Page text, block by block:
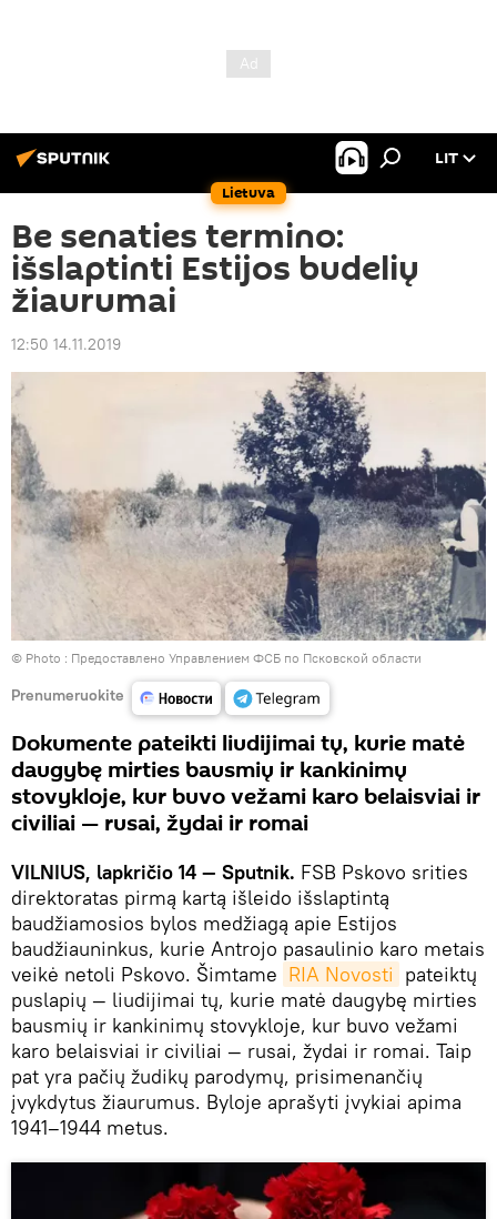
Lietuva
LIT
Be senaties termino:
išslaptinti Estijos budelių
žiaurumai
12:50 14.11.2019
© Photo : Предоставлено Управлением ФСБ по Псковской области
Prenumeruokite
Dokumente pateikti liudijimai tų, kurie matė
daugybę mirties bausmių ir kankinimų
stovykloje, kur buvo vežami karo belaisviai ir
civiliai — rusai, žydai ir romai
VILNIUS, lapkričio 14 — Sputnik. FSB Pskovo srities
direktoratas pirmą kartą išleido išslaptintą
baudžiamosios bylos medžiagą apie Estijos
baudžiauninkus, kurie Antrojo pasaulinio karo metais
veikė netoli Pskovo. Šimtame RIA Novosti pateiktų
puslapių — liudijimai tų, kurie matė daugybę mirties
bausmių ir kankinimų stovykloje, kur buvo vežami
karo belaisviai ir civiliai — rusai, žydai ir romai. Taip
pat yra pačių žudikų parodymų, prisimenančių
įvykdytus žiaurumus. Byloje aprašyti įvykiai apima
1941–1944 metus.